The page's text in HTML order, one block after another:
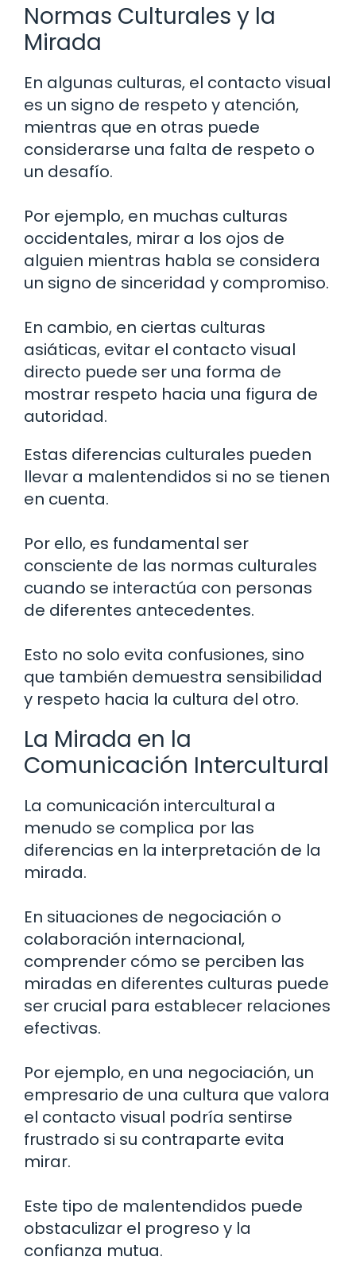
Normas Culturales y la
Mirada
En algunas culturas, el contacto visual
es un signo de respeto y atención,
mientras que en otras puede
considerarse una falta de respeto o
un desafío.
Por ejemplo, en muchas culturas
occidentales, mirar a los ojos de
alguien mientras habla se considera
un signo de sinceridad y compromiso.
En cambio, en ciertas culturas
asiáticas, evitar el contacto visual
directo puede ser una forma de
mostrar respeto hacia una figura de
autoridad.
Estas diferencias culturales pueden
llevar a malentendidos si no se tienen
en cuenta.
Por ello, es fundamental ser
consciente de las normas culturales
cuando se interactúa con personas
de diferentes antecedentes.
Esto no solo evita confusiones, sino
que también demuestra sensibilidad
y respeto hacia la cultura del otro.
La Mirada en la
Comunicación Intercultural
La comunicación intercultural a
menudo se complica por las
diferencias en la interpretación de la
mirada.
En situaciones de negociación o
colaboración internacional,
comprender cómo se perciben las
miradas en diferentes culturas puede
ser crucial para establecer relaciones
efectivas.
Por ejemplo, en una negociación, un
empresario de una cultura que valora
el contacto visual podría sentirse
frustrado si su contraparte evita
mirar.
Este tipo de malentendidos puede
obstaculizar el progreso y la
confianza mutua.